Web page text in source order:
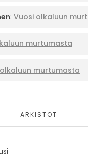
: Vuosi olkaluun
murtumasta
murtumasta
ARKISTOT